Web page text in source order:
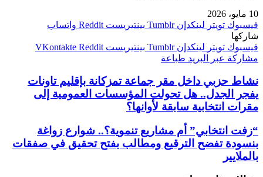
10 مايو، 2026
فيسبوك تويتر لينكدإن بينتيريست
واتساب
شاركها
فيسبوك تويتر لينكدإن بينتيريست
مشاركة عبر البريد طباعة
نشاط حزبي داخل مقر جماعة تمزكانة بإقليم تاونات
يفجر الجدل.. هل تحولت المؤسسات العمومية إلى
مقرات انتخابية سابقة لأوانها؟
“زفت انتخابي” أم مشاريع تنموية؟.. شوارع زواغة
بنسودة تفضح الترقيع ومطالب بفتح تحقيق في صفقات
بالملايير